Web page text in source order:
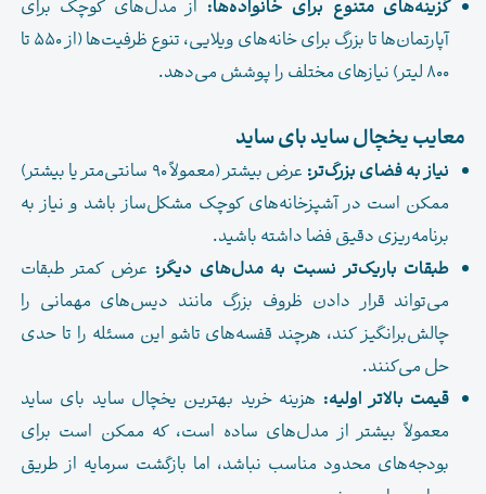
گزینه‌های متنوع برای خانواده‌ها: از مدل‌های کوچک برای
آپارتمان‌ها تا بزرگ برای خانه‌های ویلایی، تنوع ظرفیت‌ها (از ۵۵۰ تا
۸۰۰ لیتر) نیازهای مختلف را پوشش می‌دهد.
معایب یخچال ساید بای ساید
نیاز به فضای بزرگ‌تر:
عرض بیشتر (معمولاً ۹۰ سانتی‌متر یا بیشتر)
ممکن است در آشپزخانه‌های کوچک مشکل‌ساز باشد و نیاز به
برنامه‌ریزی دقیق فضا داشته باشید.
طبقات باریک‌تر نسبت به مدل‌های دیگر: عرض کمتر طبقات
می‌تواند قرار دادن ظروف بزرگ مانند دیس‌های مهمانی را
چالش‌برانگیز کند، هرچند قفسه‌های تاشو این مسئله را تا حدی
حل می‌کنند.
قیمت بالاتر اولیه: هزینه خرید بهترین یخچال ساید بای ساید
معمولاً بیشتر از مدل‌های ساده است، که ممکن است برای
بودجه‌های محدود مناسب نباشد، اما بازگشت سرمایه از طریق